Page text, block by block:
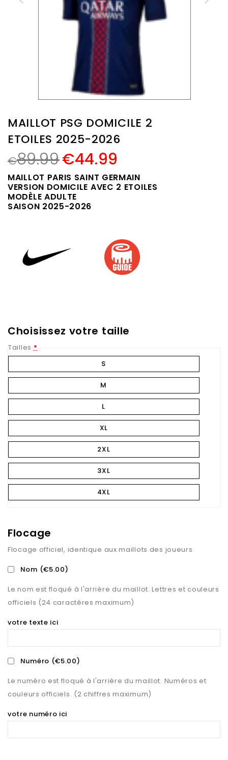
MAILLOT PSG DOMICILE 2
ETOILES 2025-2026
€89.99€44.99
MAILLOT PARIS SAINT GERMAIN
VERSION DOMICILE AVEC 2 ETOILES
MODÈLE ADULTE
SAISON 2025-2026
Choisissez votre taille
Tailles *
S
M
L
XL
2XL
3XL
4XL
Flocage
Flocage officiel, identique aux maillots des joueurs
Nom (€5.00)
Le nom est floqué à l'arrière du maillot. Lettres et couleurs
officiels (24 caractères maximum)
votre texte ici
Numéro (€5.00)
Le numéro est floqué à l'arrière du maillot. Numéros et
couleurs officiels. (2 chiffres maximum)
votre numéro ici